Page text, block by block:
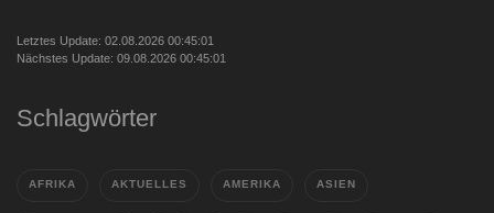
Letztes Update: 02.08.2026 00:45:01
Nächstes Update: 09.08.2026 00:45:01
Schlagwörter
AFRIKA AKTUELLES AMERIKA ASIEN